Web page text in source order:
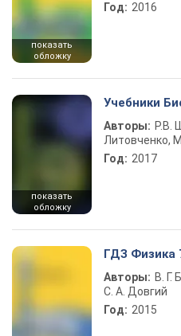
показать
обложку
Год: 2016
показать
обложку
Учебники
Авторы: Р.В.
Литовченко,
Год: 2017
ГДЗ Физика
Авторы: В. Г.
С. А. Довгий
Год: 2015